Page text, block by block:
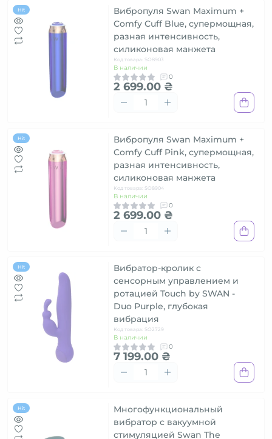
Hit
Вибропуля Swan Maximum +
Comfy Cuff Blue, супермощная,
разная интенсивность,
силиконовая манжета
Код товара: SO8903
В наличии
0
2 699.00 ₴
Hit
Вибропуля Swan Maximum +
Comfy Cuff Pink, супермощная,
разная интенсивность,
силиконовая манжета
Код товара: SO8904
В наличии
0
2 699.00 ₴
Hit
Вибратор-кролик с
сенсорным управлением и
ротацией Touch by SWAN -
Duo Purple, глубокая
вибрация
Код товара: SO2729
В наличии
0
7 199.00 ₴
Hit
Многофункциональный
вибратор с вакуумной
стимуляцией Swan The